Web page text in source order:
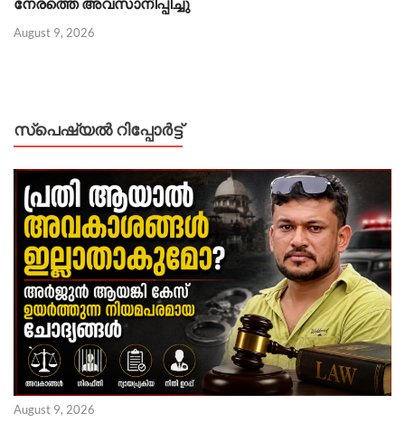
നേരത്തെ അവസാനിപ്പിച്ചു
August 9, 2026
സ്പെഷ്യൽ റിപ്പോര്‍ട്ട്
August 9, 2026